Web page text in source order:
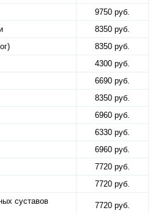
9750 руб.
8350 руб.
8350 руб.
4300 руб.
6690 руб.
8350 руб.
6960 руб.
6330 руб.
6960 руб.
7720 руб.
7720 руб.
суставов
7720 руб.